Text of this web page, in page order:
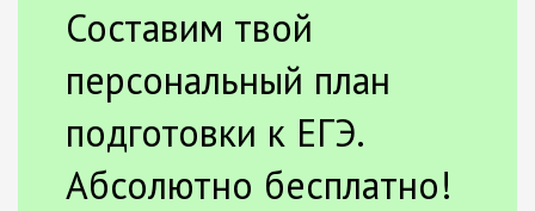
Составим твой
персональный план
подготовки к ЕГЭ.
Абсолютно бесплатно!